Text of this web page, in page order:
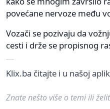
povećane nervoze među
Vozači se pozivaju da
cesti i drže se propisnog
Klix.ba čitajte i u našoj
Znate nešto više o temi ili